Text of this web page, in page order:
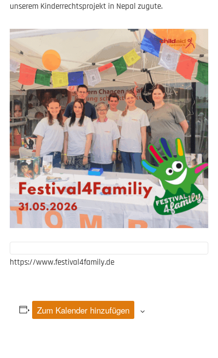
unserem Kinderrechtsprojekt in Nepal zugute.
https://www.festival4family.de
Zum Kalender hinzufügen